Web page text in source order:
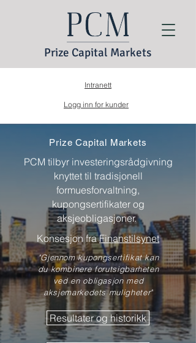
Prize Capital Markets
Intranett
Logg inn for kunder
Prize Capital Markets
PCM tilbyr investeringsrådgivning
knyttet til tradisjonell
formuesforvaltning,
kupongsertifikater og
aksjeobligasjoner.
Konsesjon fraFinanstilsynet
"Gjennom kupongsertifikat kan
du kombinere forutsigbarheten
ved en obligasjon med
aksjemarkedets muligheter"
Resultater og historikk